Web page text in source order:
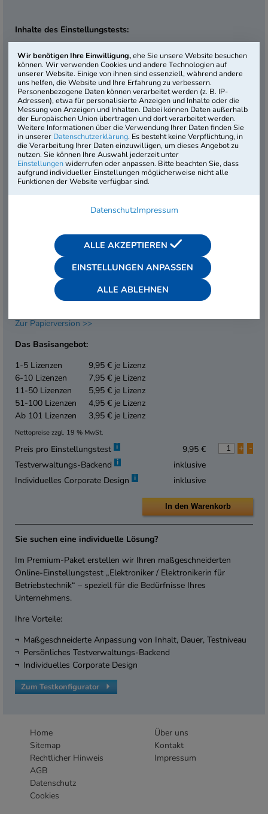
Wir benötigen Ihre Einwilligung,ehe Sie unsere Website besuchen
können. Wir verwenden Cookies und andere Technologien auf
unserer Website. Einige von ihnen sind essenziell, während andere
uns helfen, die Website und Ihre Erfahrung zu verbessern.
Personenbezogene Daten können verarbeitet werden (z. B. IP-
Adressen), etwa für personalisierte Anzeigen und Inhalte oder die
Messung von Anzeigen und Inhalten. Dabei können Daten außerhalb
der Europäischen Union übertragen und dort verarbeitet werden.
Weitere Informationen über die Verwendung Ihrer Daten finden Sie
in unserer Datenschutzerklärung. Es besteht keine Verpflichtung, in
die Verarbeitung Ihrer Daten einzuwilligen, um dieses Angebot zu
nutzen. Sie können Ihre Auswahl jederzeit unter
Einstellungenwiderrufen oder anpassen. Bitte beachten Sie, dass
aufgrund individueller Einstellungen möglicherweise nicht alle
Funktionen der Website verfügbar sind.
DatenschutzImpressum
ALLE AKZEPTIEREN
EINSTELLUNGEN ANPASSEN
ALLE ABLEHNEN
Inhalte des Einstellungstests:
Allgemeinwissen
Fachbezogenes Wissen
Mathematik
Technisches Verständnis
Sprachbeherrschung
Logisches Denkvermögen
Visuelles Denkvermögen
Dauer:95 Min.
Testniveau:Mittlere Reife
Artikel-Nr.:ELB-OT-B2
2. Auflage
Der Online-Einstellungstest „Elektroniker / Elektronikerin für
typischen Anforderungen an Auszubildende dieses Berufs.
Inklusive Verwaltungs-Backend – hier behalten Sie den
Überblick über Teilnehmer und Testergebnisse und erhalten
automatisierte Auswertungen. Mit der Corporate-Design-
Funktion können Sie das Aussehen der Testoberfläche bei
Bedarf spielend leicht anpassen.
Zur Papierversion >>
Das Basisangebot:
1-5 Lizenzen
9,95 € je Lizenz
6-10 Lizenzen
7,95 € je Lizenz
11-50 Lizenzen
5,95 € je Lizenz
51-100 Lizenzen
4,95 € je Lizenz
Ab 101 Lizenzen
3,95 € je Lizenz
Nettopreise zzgl. 19 % MwSt.
Preis pro Einstellungstest i 9,95 € + -
Testverwaltungs-Backend i
inklusive
Individuelles Corporate Design i inklusive
Sie suchen eine individuelle Lösung?
Im Premium-Paket erstellen wir Ihren maßgeschneiderten
Online-Einstellungstest „Elektroniker / Elektronikerin für
Betriebstechnik“ – speziell für die Bedürfnisse Ihres
Unternehmens.
Ihre Vorteile:
Maßgeschneiderte Anpassung von Inhalt, Dauer, Testniveau
Persönliches Testverwaltungs-Backend
Individuelles Corporate Design
Zum Testkonfigurator
Home
Sitemap
Rechtlicher Hinweis
AGB
Datenschutz
Cookies
Über uns
Kontakt
Impressum